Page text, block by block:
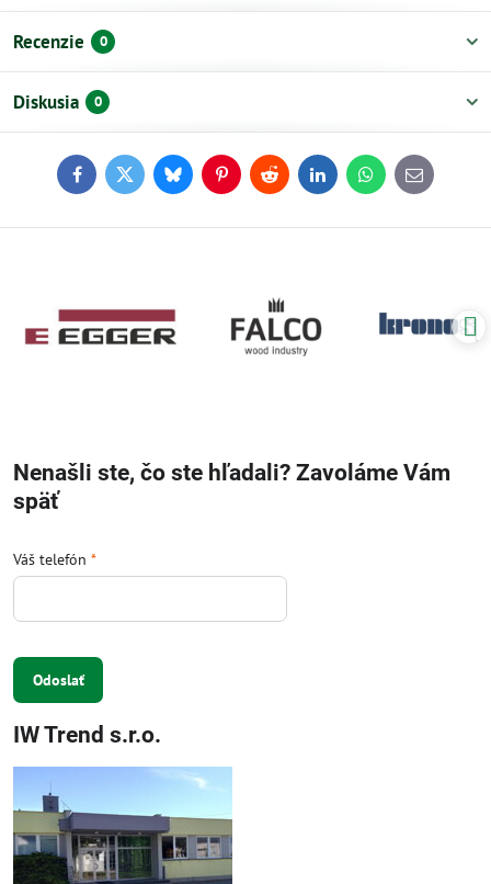
Recenzie 0
Diskusia 0
FacebookTwitterBlueskyPinterestReddit LinkedInWhatsApp
E-
mail
Nenašli ste, čo ste hľadali? Zavoláme Vám
späť
Váš telefón *
Odoslať
IW Trend s.r.o.